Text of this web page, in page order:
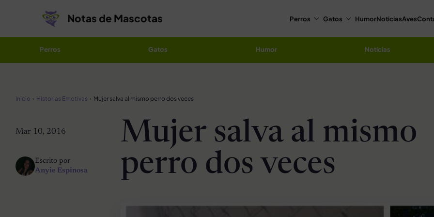
Notas de Mascotas Perros Gatos HumorNoticiasAves
Perros Gatos Humor Noticias
Inicio Historias Emotivas Mujer salva al mismo perro dos veces
Mar 10, 2016
Escrito por
Anyie Espinosa
Mujer salva al mismo
perro dos veces